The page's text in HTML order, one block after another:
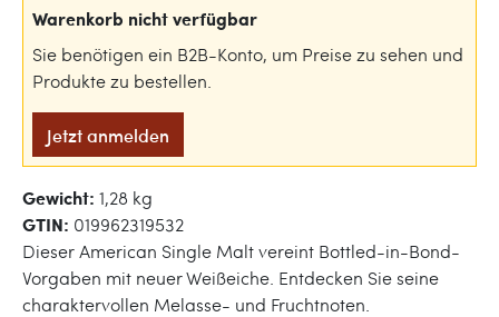
Warenkorb nicht verfügbar
Sie benötigen ein B2B-Konto, um Preise zu sehen und
Produkte zu bestellen.
Jetzt anmelden
Gewicht: 1,28 kg
GTIN: 019962319532
Dieser American Single Malt vereint Bottled-in-Bond-
Vorgaben mit neuer Weißeiche. Entdecken Sie seine
charaktervollen Melasse- und Fruchtnoten.